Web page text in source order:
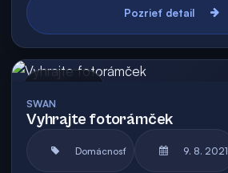
Pozrieť detail
SWAN
Vyhrajte fotorámček
Domácnosť 9. 8. 2021